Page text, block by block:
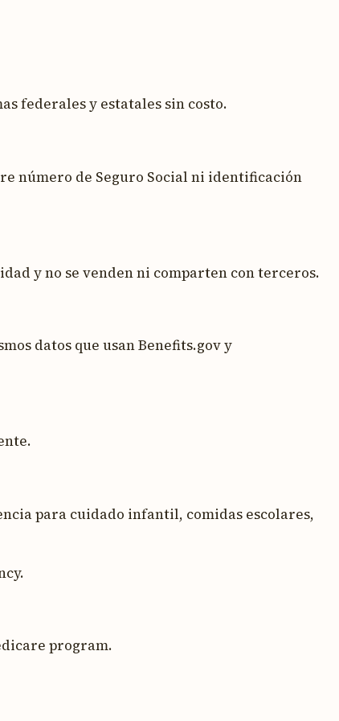
federales y estatales sin costo.
número de Seguro Social ni identificación
y no se venden ni comparten con terceros.
datos que usan Benefits.gov y
para cuidado infantil, comidas escolares,
program.